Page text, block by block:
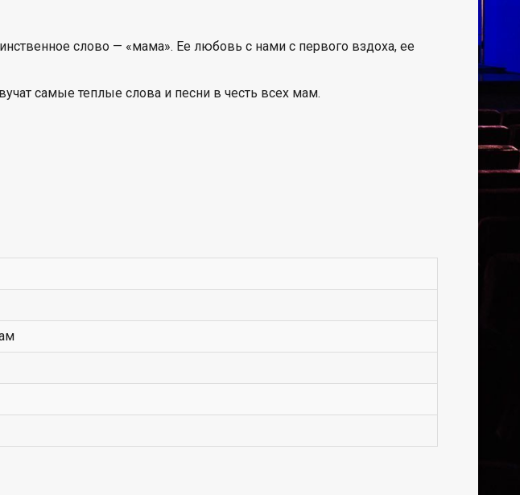
слово — «мама». Ее любовь с нами с первого вздоха, ее
самые теплые слова и песни в честь всех мам.